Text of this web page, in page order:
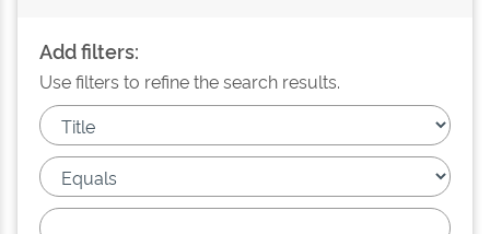
Add filters:
Use filters to refine the search results.